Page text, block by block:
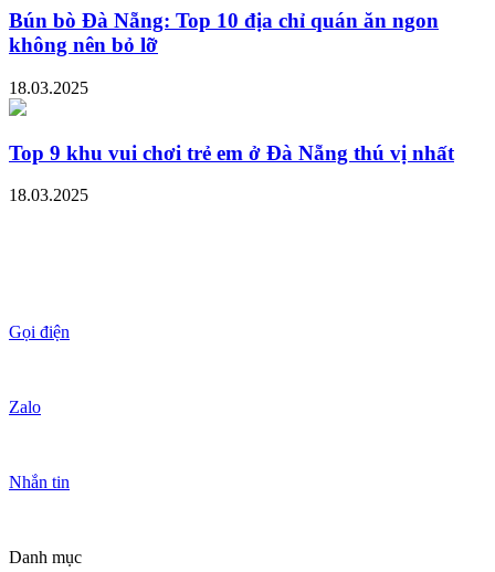
Bún bò Đà Nẵng: Top 10 địa chỉ quán ăn ngon
không nên bỏ lỡ
18.03.2025
Top 9 khu vui chơi trẻ em ở Đà Nẵng thú vị nhất
18.03.2025
Gọi điện
Zalo
Nhắn tin
Danh mục